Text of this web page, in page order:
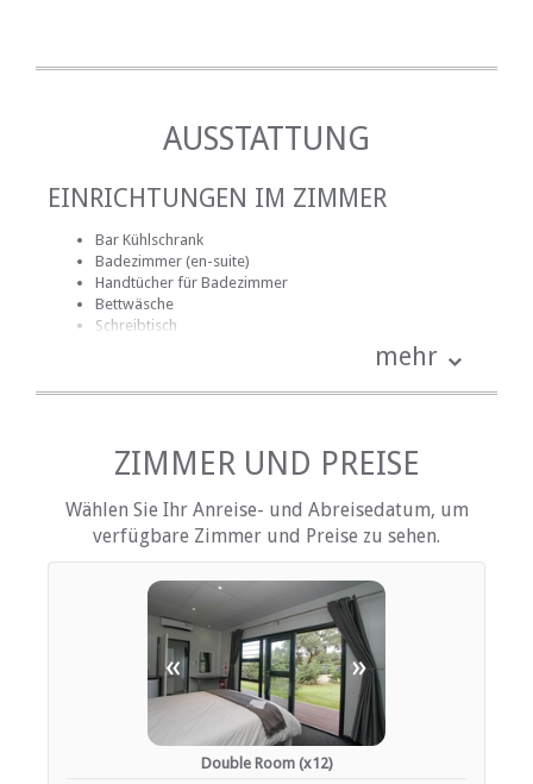
AUSSTATTUNG
EINRICHTUNGEN IM ZIMMER
Bar Kühlschrank
Badezimmer (en-suite)
Handtücher für Badezimmer
Bettwäsche
Schreibtisch
Rauchen: nicht erlaubt
EINRICHTUNGEN AUF DEM GELÄNDE
Geschäftseinrichtungen
Kinderfreundlich (alle Altersgruppen)
Garten(e)
Zimmerreinigung (täglich)
Parkplatz (abseits der Straße)
Empfang (24 Stunden)
Rauchen: in abgegrenzten Gebieten
ESSEN UND TRINKEN
Bar (voll lizenziert)
Braai / Grill (BBQ)
mehr
ZIMMER UND PREISE
Wählen Sie Ihr Anreise- und Abreisedatum, um
verfügbare Zimmer und Preise zu sehen.
« »
Double Room (x12)